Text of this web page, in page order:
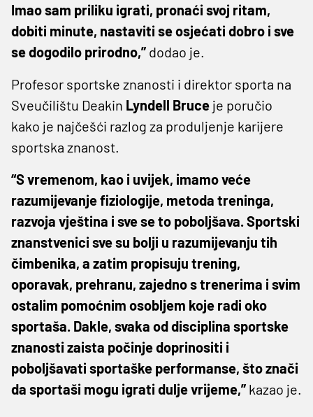
Imao sam priliku igrati, pronaći svoj ritam,
dobiti minute, nastaviti se osjećati dobro i sve
se dogodilo prirodno,” dodao je.
Profesor sportske znanosti i direktor sporta na
Sveučilištu Deakin Lyndell Bruce je poručio
kako je najčešći razlog za produljenje karijere
sportska znanost.
“S vremenom, kao i uvijek, imamo veće
razumijevanje fiziologije, metoda treninga,
razvoja vještina i sve se to poboljšava. Sportski
znanstvenici sve su bolji u razumijevanju tih
čimbenika, a zatim propisuju trening,
oporavak, prehranu, zajedno s trenerima i svim
ostalim pomoćnim osobljem koje radi oko
sportaša. Dakle, svaka od disciplina sportske
znanosti zaista počinje doprinositi i
poboljšavati sportaške performanse, što znači
da sportaši mogu igrati dulje vrijeme,” kazao je.